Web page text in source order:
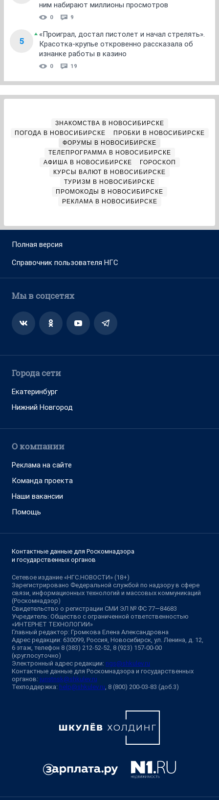
ним набирают миллионы просмотров
0 9
5
«Проиграл, достал пистолет и начал стрелять».
Красотка-крупье откровенно рассказала об
изнанке работы в казино
0 19
ЗНАКОМСТВА В НОВОСИБИРСКЕ
ПОГОДА В НОВОСИБИРСКЕ
ПРОБКИ В НОВОСИБИРСКЕ
ФОРУМЫ В НОВОСИБИРСКЕ
ТЕЛЕПРОГРАММА В НОВОСИБИРСКЕ
АФИША В НОВОСИБИРСКЕ
ГОРОСКОП
КУРСЫ ВАЛЮТ В НОВОСИБИРСКЕ
ТУРИЗМ В НОВОСИБИРСКЕ
ПРОМОКОДЫ В НОВОСИБИРСКЕ
РЕКЛАМА В НОВОСИБИРСКЕ
Полная версия
Справочник пользователя НГС
Мы в соцсетях
Города сети
Екатеринбург
Нижний Новгород
О компании
Реклама на сайте
Команда проекта
Наши вакансии
Помощь
Контактные данные для Роскомнадзора
и государственных органов
Сетевое издание «НГС.НОВОСТИ» (18+)
Зарегистрировано Федеральной службой по надзору в сфере
связи, информационных технологий и массовых коммуникаций
(Роскомнадзор)
Свидетельство о регистрации СМИ ЭЛ № ФС 77—84683
Учредитель: Общество с ограниченной ответственностью
«ИНТЕРНЕТ ТЕХНОЛОГИИ»
Главный редактор: Громкова Елена Александровна
Адрес редакции: 630099, Россия, Новосибирск, ул. Ленина, д. 12,
6 этаж, телефон 8 (383) 212-52-52, 8 (923) 157-00-00
(круглосуточно)
Электронный адрес редакции: ngs@shkulev.ru
Контактные данные для Роскомнадзора и государственных
органов: juristnsk@shkulev.ru
Техподдержка: help@shkulev.ru, 8 (800) 200-03-83 (доб.3)